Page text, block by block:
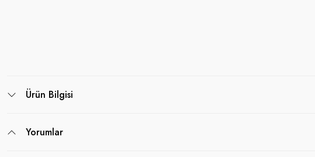
Ürün Bilgisi
Yorumlar